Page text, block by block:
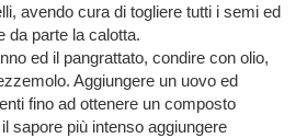
avendo cura di togliere tutti i semi ed
da parte la calotta.
ed il pangrattato, condire con olio,
Aggiungere un uovo ed
fino ad ottenere un composto
sapore più intenso aggiungere